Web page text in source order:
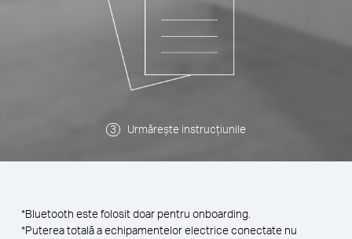
Urmărește instrucțiunile
*Bluetooth este folosit doar pentru onboarding.
*Puterea totală a echipamentelor electrice conectate nu